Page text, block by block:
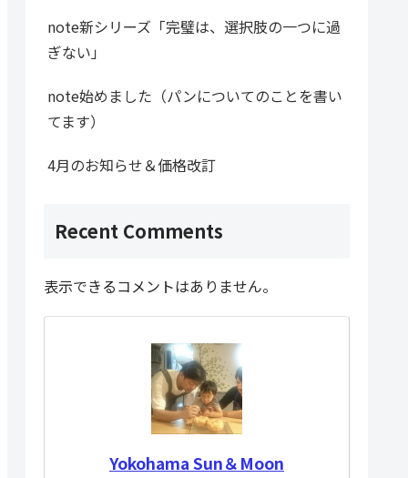
note新シリーズ「完璧は、選択肢の一つに過
ぎない」
note始めました（パンについてのことを書い
てます）
4月のお知らせ＆価格改訂
Recent Comments
表示できるコメントはありません。
Yokohama Sun＆Moon